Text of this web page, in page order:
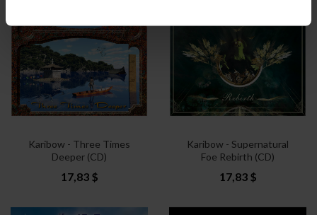
Karibow - Three Times
Deeper (CD)
17,83 $
Karibow - Supernatural
Foe Rebirth (CD)
17,83 $